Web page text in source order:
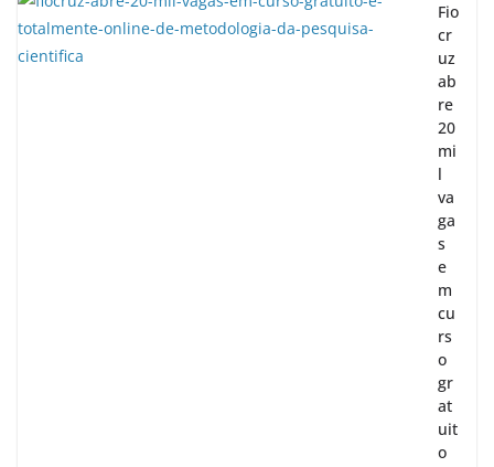
Fio
cr
uz
ab
re
20
mi
l
va
ga
s
e
m
cu
rs
o
gr
at
uit
o